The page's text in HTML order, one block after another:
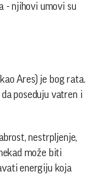
- njihovi umovi su
Ares) je bog rata.
poseduju vatren i
nestrpljenje,
može biti
energiju koja